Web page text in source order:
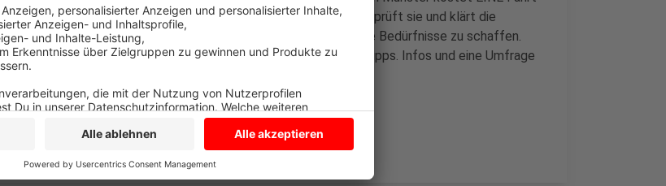
über 10 Euro! Diese Kritikpunkte hat das Team aufgenommen. Es prüft sie und klärt die
nächsten Schritte ab. Ziel ist es, ein passgenaues Angebot für die Bedürfnisse zu schaffen.
Deshalb sammelt das Projekt-Team weiter Hinweise, Kritik und Tipps. Infos und eine Umfrage
finden Sie
Anzeige